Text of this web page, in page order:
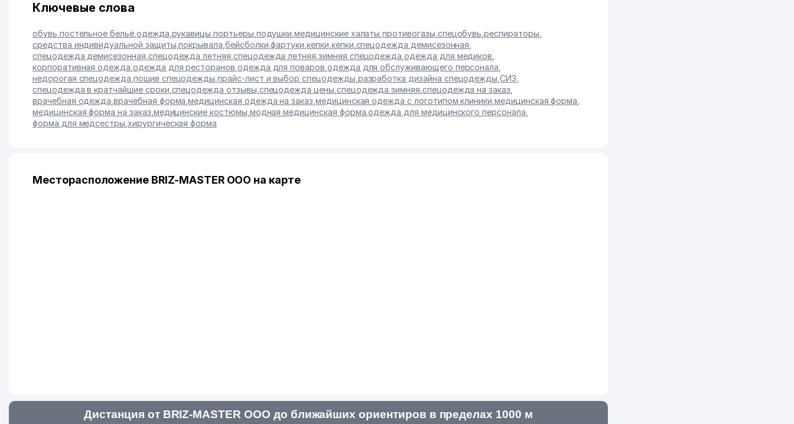
Ключевые слова
обувь постельное бельё, одежда рукавицы ,портьеры подушки ,медицинские халаты ,противогазы спецобувь ,респираторы
средства индивидуальной защиты ,покрывала бейсболки ,фартуки ,кепки кепки спецодежда демисезонная
спецодежда демисезонная спецодежда летняя спецодежда летняя ,зимняя спецодежда ,одежда для медиков
корпоративная одежда одежда для ресторанов одежда для поваров одежда для обслуживающего персонала
недорогая спецодежда пошив спецодежды ,прайс-лист и выбор спецодежды разработка дизайна спецодежды ,СИЗ
спецодежда в кратчайшие сроки спецодежда отзывы спецодежда цены спецодежда зимняя спецодежда на заказ
врачебная одежда ,врачебная форма ,медицинская одежда на заказ медицинская одежда с логотипом клиники ,медицинская форма
медицинская форма на заказ медицинские костюмы модная медицинская форма ,одежда для медицинского персонала
форма для медсестры хирургическая форма
Месторасположение BRIZ-MASTER ООО на карте
Дистанция от BRIZ-MASTER ООО до ближайших ориентиров в пределах 1000 м